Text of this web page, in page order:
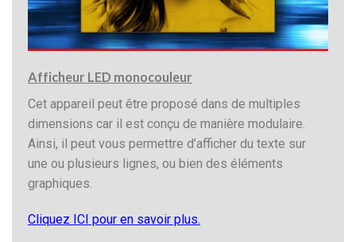
Afficheur LED monocouleur
Cet appareil peut être proposé dans de multiples
dimensions car il est conçu de manière modulaire.
Ainsi, il peut vous permettre d’afficher du texte sur
une ou plusieurs lignes, ou bien des éléments
graphiques.
Cliquez ICI pour en savoir plus.